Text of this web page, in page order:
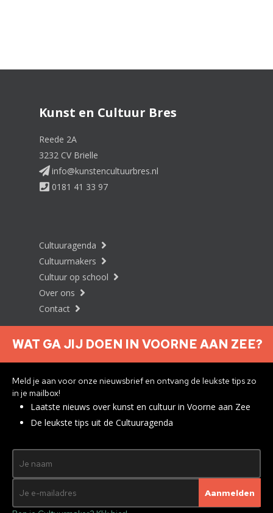
Kunst en Cultuur Bres
Reede 2A
3232 CV Brielle
info@kunstencultuurbres.nl
0181 41 33 97
Cultuuragenda
Cultuurmakers
Cultuur op school
Over ons
Contact
Nieuwsbrief aanmelden
Privacyverklaring
WAT GA JIJ DOEN IN VOORNE AAN ZEE?
Meld je aan voor onze nieuwsbrief en ontvang de leukste tips zo
in je mailbox!
Laatste nieuws over kunst en cultuur in Voorne aan Zee
De leukste tips uit de Cultuuragenda